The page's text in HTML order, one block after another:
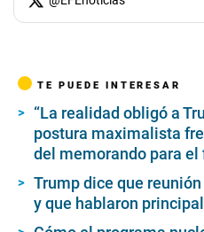
TE PUEDE INTERESAR
“La realidad obligó a
postura maximalista
del memorando para el
Trump dice que
y que hablaron